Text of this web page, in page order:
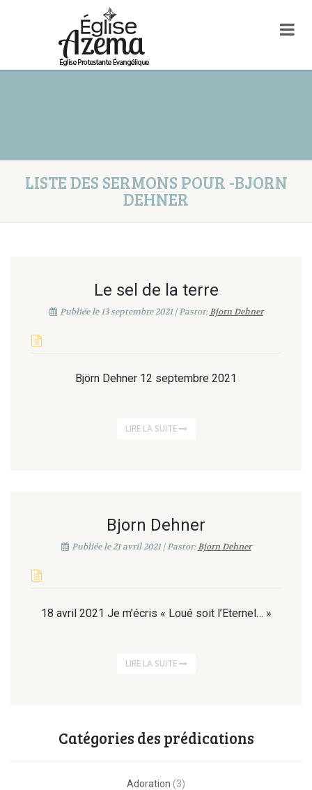
LISTE DES SERMONS POUR -BJORN
DEHNER
Le sel de la terre
Publiée le 13 septembre 2021 | Pastor:Bjorn Dehner
Björn Dehner 12 septembre 2021
LIRE LA SUITE
Bjorn Dehner
Publiée le 21 avril 2021 | Pastor:Bjorn Dehner
18 avril 2021 Je m’écris « Loué soit l’Eternel… »
LIRE LA SUITE
Catégories des prédications
Adoration (3)